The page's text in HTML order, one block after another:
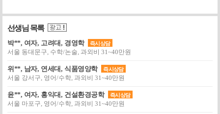
선생님 목록
박**, 여자, 고려대, 경영학 즉시상담
서울 동대문구, 수학/논술, 과외비 31~40만원
위**, 남자, 연세대, 식품영양학 즉시상담
서울 강서구, 영어/수학, 과외비 31~40만원
윤**, 여자, 홍익대, 건설환경공학 즉시상담
서울 마포구, 영어/수학, 과외비 31~40만원